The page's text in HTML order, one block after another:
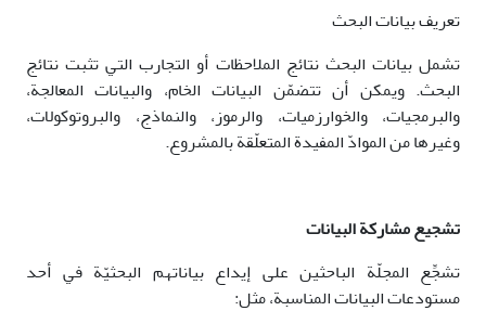
تعريف بيانات البحث
تشمل بيانات البحث نتائج الملاحظات أو التجارب التي تثبت نتائج
البحث. ويمكن أن تتضمّن البيانات الخام، والبيانات المعالجة،
والبرمجيات، والخوارزميات، والرموز، والنماذج، والبروتوكولات،
وغيرها من الموادّ المفيدة المتعلّقة بالمشروع.
تشجيع مشاركة البيانات
تشجِّع المجلّة الباحثين على إيداع بياناتهم البحثيّة في أحد
مستودعات البيانات المناسبة، مثل: